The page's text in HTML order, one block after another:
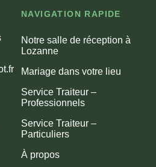
NAVIGATION RAPIDE
Notre salle de réception à
Lozanne
Mariage dans votre lieu
Service Traiteur –
Professionnels
Service Traiteur –
Particuliers
À propos